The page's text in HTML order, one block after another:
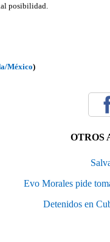
posibilidad.
México)
OTROS
Evo Morales pide
Detenidos en